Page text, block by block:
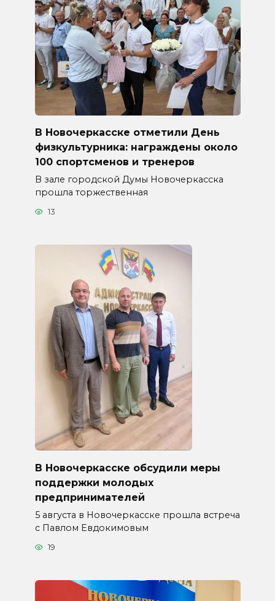
В Новочеркасске отметили День
физкультурника: награждены около
100 спортсменов и тренеров
В зале городской Думы Новочеркасска
прошла торжественная
13
В Новочеркасске обсудили меры
поддержки молодых
предпринимателей
5 августа в Новочеркасске прошла встреча
с Павлом Евдокимовым
19